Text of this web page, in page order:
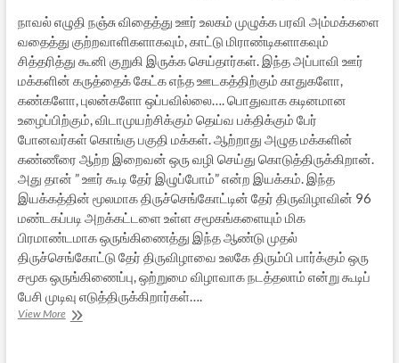
நாவல் எழுதி நஞ்சு விதைத்து ஊர் உலகம் முழுக்க பரவி அம்மக்களை
வதைத்து குற்றவாளிகளாகவும், காட்டு மிராண்டிகளாகவும்
சித்தரித்து கூனி குறுகி இருக்க செய்தார்கள். இந்த அப்பாவி ஊர்
மக்களின் கருத்தைக் கேட்க எந்த ஊடகத்திற்கும் காதுகளோ,
கண்களோ, புலன்களோ ஒப்பவில்லை…. பொதுவாக கடினமான
உழைப்பிற்கும், விடாமுயற்சிக்கும் தெய்வ பக்திக்கும் பேர்
போனவர்கள் கொங்கு பகுதி மக்கள். ஆற்றாது அழுத மக்களின்
கண்ணீரை ஆற்ற இறைவன் ஒரு வழி செய்து கொடுத்திருக்கிறான்.
அது தான் ” ஊர் கூடி தேர் இழுப்போம்” என்ற இயக்கம். இந்த
இயக்கத்தின் மூலமாக திருச்செங்கோட்டின் தேர் திருவிழாவின் 96
மண்டகப்படி அறக்கட்டளை உள்ள சமூகங்களையும் மிக
பிரமாண்டமாக ஒருங்கிணைத்து இந்த ஆண்டு முதல்
திருச்செங்கோட்டு தேர் திருவிழாவை உலகே திரும்பி பார்க்கும் ஒரு
சமூக ஒருங்கிணைப்பு, ஒற்றுமை விழாவாக நடத்தலாம் என்று கூடிப்
பேசி முடிவு எடுத்திருக்கிறார்கள்….
View Moreமாதொருபாகன்